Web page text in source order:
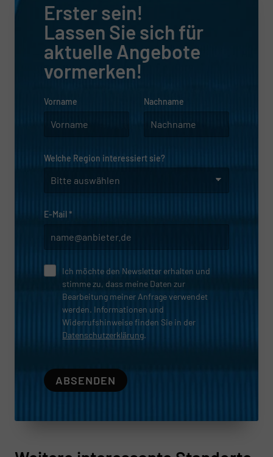
Erster sein!
Lassen Sie sich für
aktuelle Angebote
vormerken!
Vorname Nachname
Welche Region interessiert sie?
E-Mail*
Ich möchte den Newsletter erhalten und
stimme zu, dass meine Daten zur
Bearbeitung meiner Anfrage verwendet
werden. Informationen und
Widerrufshinweise finden Sie in der
Datenschutzerklärung.
ABSENDEN